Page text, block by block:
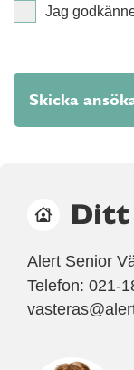
Jag
Skicka
Ditt
Alert Senior
Telefon: 021-